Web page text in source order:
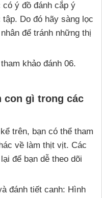
ý đồ đánh cắp ý
Do đó hãy sàng lọc
để tránh những thị
khảo đánh 06.
con gì trong các
trên, bạn có thể tham
về làm thịt vịt. Các
để bạn dễ theo dõi
đánh tiết canh: Hình